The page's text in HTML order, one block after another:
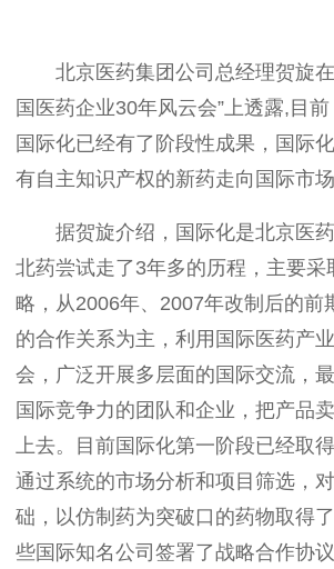
北京医药集团公司总经理贺旋在
国医药企业30年风云会”上透露,目
国际化已经有了阶段性成果，国际
有自主知识产权的新药走向国际市场
据贺旋介绍，国际化是北京医药
北药尝试走了3年多的历程，主要采
略，从2006年、2007年改制后的前
的合作关系为主，利用国际医药产
会，广泛开展多层面的国际交流，
国际竞争力的团队和企业，把产品
上去。目前国际化第一阶段已经取
通过系统的市场分析和项目筛选，
础，以仿制药为突破口的药物取得
些国际知名公司签署了战略合作协